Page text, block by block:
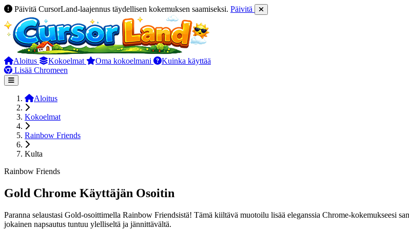
Päivitä CursorLand-laajennus täydellisen kokemuksen saamiseksi. Päivitä
Aloitus Kokoelmat Oma kokoelmani
Kuinka käyttää
Lisää Chromeen
Aloitus
Kokoelmat
Rainbow Friends
Kulta
Rainbow Friends
Gold Chrome Käyttäjän Osoitin
Paranna selaustasi Gold-osoittimella Rainbow Friendsistä! Tämä kiiltävä muotoilu lisää eleganssia Chrome-kokemukseesi
jokainen napsautus tuntuu ylelliseltä ja jännittävältä.